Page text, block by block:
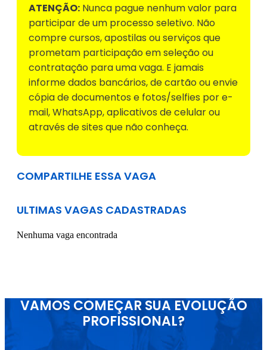
ATENÇÃO: Nunca pague nenhum valor para
participar de um processo seletivo. Não
compre cursos, apostilas ou serviços que
prometam participação em seleção ou
contratação para uma vaga. E jamais
informe dados bancários, de cartão ou envie
cópia de documentos e fotos/selfies por e-
mail, WhatsApp, aplicativos de celular ou
através de sites que não conheça.
COMPARTILHE ESSA VAGA
ULTIMAS VAGAS CADASTRADAS
Nenhuma vaga encontrada
VAMOS COMEÇAR SUA EVOLUÇÃO
PROFISSIONAL?